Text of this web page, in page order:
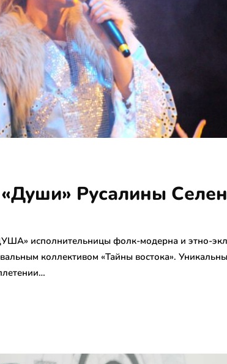
Русалины
исполнительницы фолк-модерна и этно-
коллективом «Тайны востока».